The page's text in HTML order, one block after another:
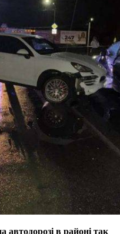
автодорозі в районі так